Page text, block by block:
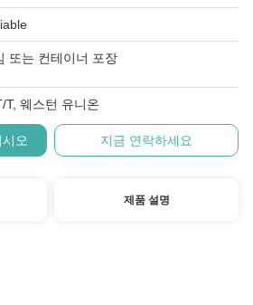
또는 컨테이너 포장
T, 웨스턴 유니온
오 지금 연락하세요
제품 설명